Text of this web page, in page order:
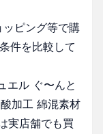
ピング等で購
件を比較して
エル ぐ〜んと
加工 綿混素材
実店舗でも買